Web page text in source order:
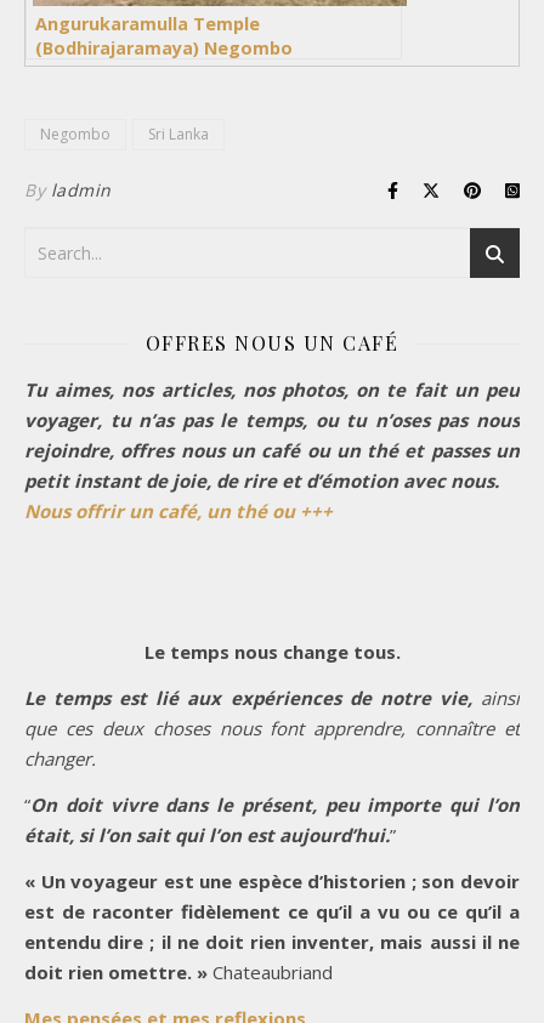
Angurukaramulla Temple
(Bodhirajaramaya) Negombo
Negombo Sri Lanka
By ladmin
OFFRES NOUS UN CAFÉ
Tu aimes, nos articles, nos photos, on te fait un peu
voyager, tu n’as pas le temps, ou tu n’oses pas nous
rejoindre, offres nous un café ou un thé et passes un
petit instant de joie, de rire et d’émotion avec nous.
Nous offrir un café, un thé ou +++
Le temps nous change tous.
Le temps est lié aux expériences de notre vie, ainsi
que ces deux choses nous font apprendre, connaître et
changer.
“On doit vivre dans le présent, peu importe qui l’on
était, si l’on sait qui l’on est aujourd’hui.”
« Un voyageur est une espèce d’historien ; son devoir
est de raconter fidèlement ce qu’il a vu ou ce qu’il a
entendu dire ; il ne doit rien inventer, mais aussi il ne
doit rien omettre. » Chateaubriand
Mes pensées et mes reflexions